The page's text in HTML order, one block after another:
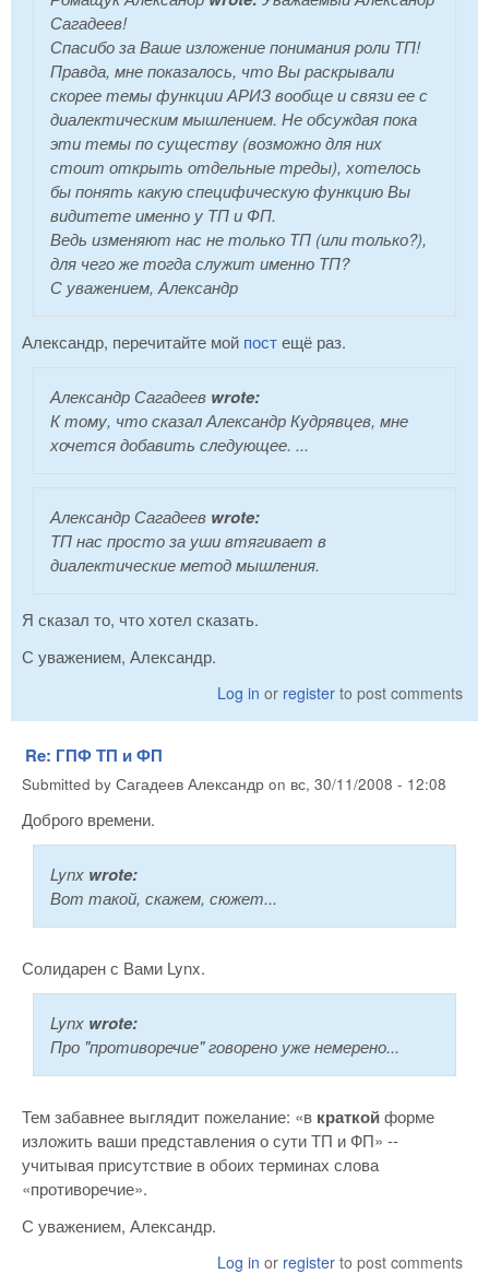
Сагадеев!
Спасибо за Ваше изложение понимания роли ТП!
Правда, мне показалось, что Вы раскрывали
скорее темы функции АРИЗ вообще и связи ее с
диалектическим мышлением. Не обсуждая пока
эти темы по существу (возможно для них
стоит открыть отдельные треды), хотелось
бы понять какую специфическую функцию Вы
видитете именно у ТП и ФП.
Ведь изменяют нас не только ТП (или только?),
для чего же тогда служит именно ТП?
С уважением, Александр
Александр, перечитайте мой постещё раз.
Александр Сагадеев wrote:
К тому, что сказал Александр Кудрявцев, мне
хочется добавить следующее. ...
Александр Сагадеев wrote:
ТП нас просто за уши втягивает в
диалектические метод мышления.
Я сказал то, что хотел сказать.
С уважением, Александр.
Log in or register to post comments
Re: ГПФ ТП и ФП
Submitted by Сагадеев Александр on вс, 30/11/2008 - 12:08
Доброго времени.
Lynx wrote:
Вот такой, скажем, сюжет...
Солидарен с Вами Lynx.
Lynx wrote:
Про "противоречие" говорено уже немерено...
Тем забавнее выглядит пожелание: «в краткойформе
изложить ваши представления о сути ТП и ФП» --
учитывая присутствие в обоих терминах слова
«противоречие».
С уважением, Александр.
Log in or register to post comments